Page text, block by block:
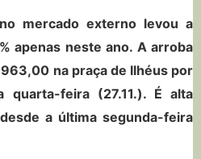
mercado externo levou a
apenas neste ano. A arroba
na praça de Ilhéus por
quarta-feira (27.11.). É alta
a última segunda-feira